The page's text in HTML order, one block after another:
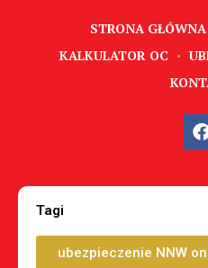
STRONA GŁÓWNA
KALKULATOR OC
Tagi
ubezpieczenie NNW